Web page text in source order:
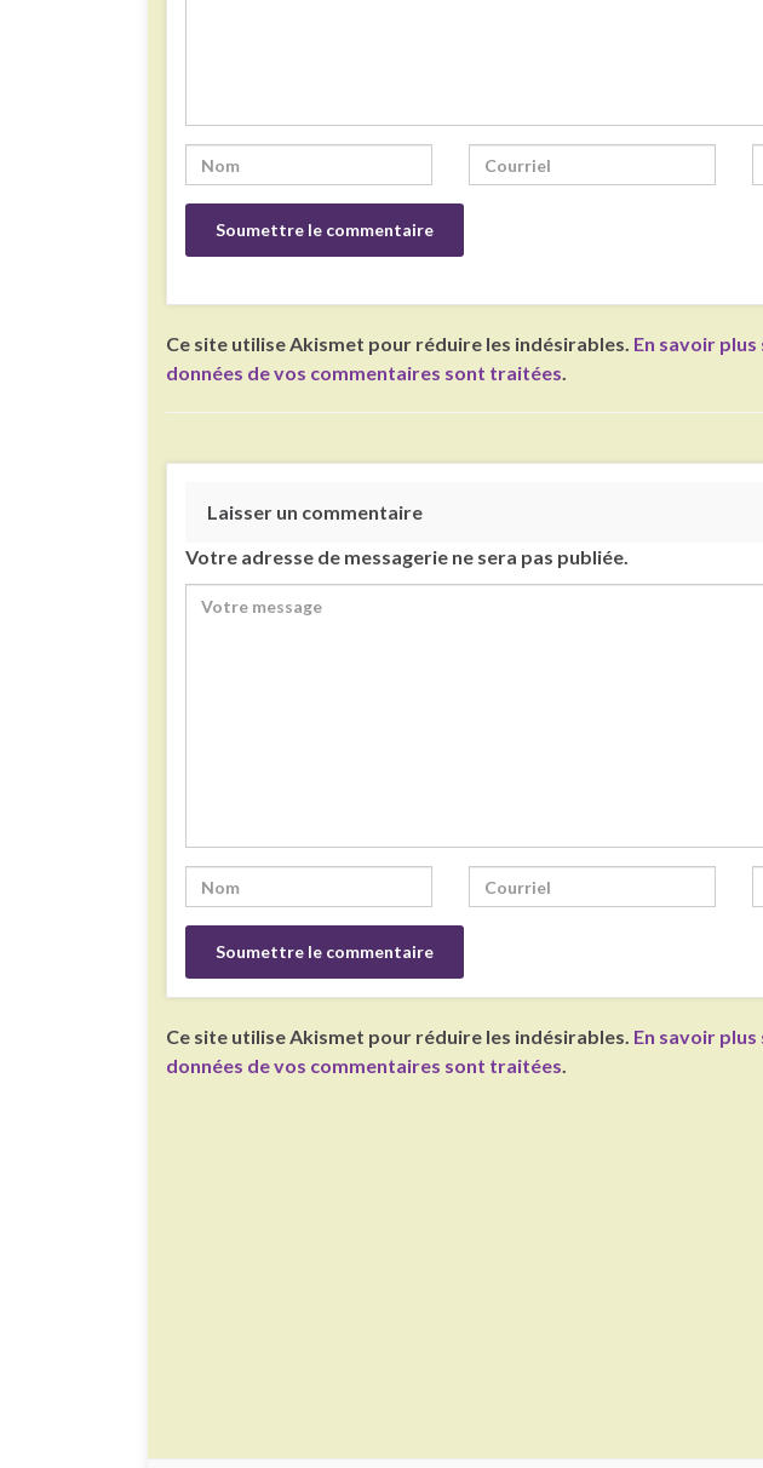
Ce site utilise Akismet pour réduire les indésirables. En savoir
données de vos commentaires sont traitées.
Laisser un commentaire
Votre adresse de messagerie ne sera pas publiée.
Ce site utilise Akismet pour réduire les indésirables. En savoir
données de vos commentaires sont traitées.